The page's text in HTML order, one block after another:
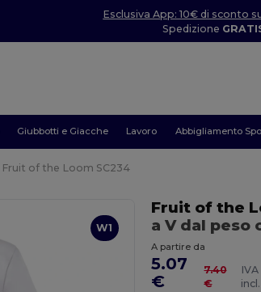
Esclusiva App: 10€ di sconto
Spedizione
Giubbotti e Giacche Lavoro Abbigliamento
Fruit of the Loom SC234
W1
Fruit of the
a V dal peso
A partire da
5.07
€
7.40
€
IVA
incl.